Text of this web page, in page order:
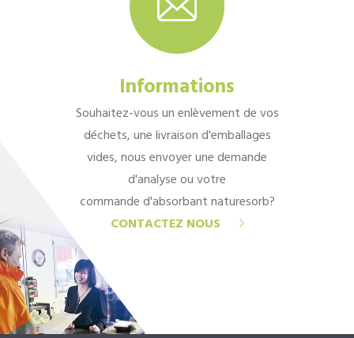
Informations
Souhaitez-vous un enlèvement de vos
déchets, une livraison d'emballages
vides, nous envoyer une demande
d'analyse ou votre
commande d'absorbant naturesorb?
CONTACTEZ NOUS